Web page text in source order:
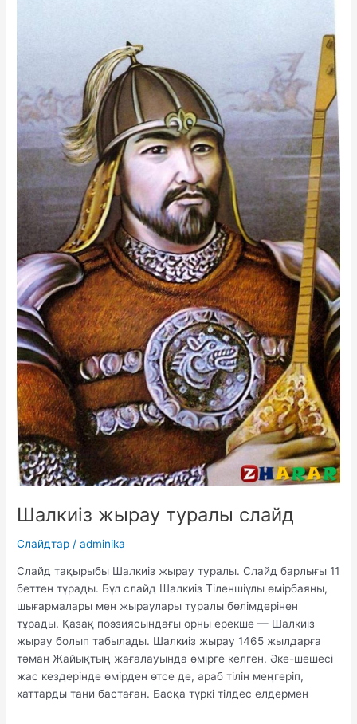
Шалкиіз жырау туралы слайд
Слайдтар /adminika
Слайд тақырыбы Шалкиіз жырау туралы. Слайд барлығы 11
беттен тұрады. Бұл слайд Шалкиіз Тіленшіұлы өмірбаяны,
шығармалары мен жыраулары туралы бөлімдерінен
тұрады. Қазақ поэзиясындағы орны ерекше — Шалкиіз
жырау болып табылады. Шалкиіз жырау 1465 жылдарға
тәман Жайықтың жағалауында өмірге келген. Әке-шешесі
жас кездерінде өмірден өтсе де, араб тілін меңгеріп,
хаттарды тани бастаған. Басқа түркі тілдес елдермен